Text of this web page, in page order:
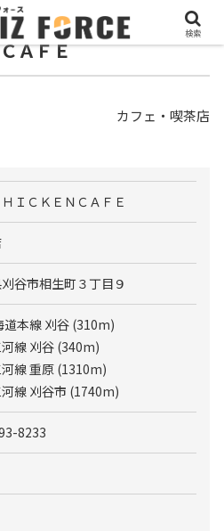
ＡＦＥ
カフェ・喫茶店
ＩＣＫＥＮＣＡＦＥ
谷市相生町３丁目９
道本線 刈谷 (310m)
線 刈谷 (340m)
線 重原 (1310m)
線 刈谷市 (1740m)
8233
検索